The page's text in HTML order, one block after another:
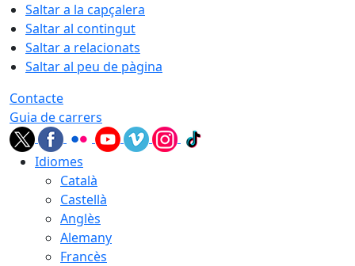
Saltar a la capçalera
Saltar al contingut
Saltar a relacionats
Saltar al peu de pàgina
Contacte
Guia de carrers
Idiomes
Català
Castellà
Anglès
Alemany
Francès